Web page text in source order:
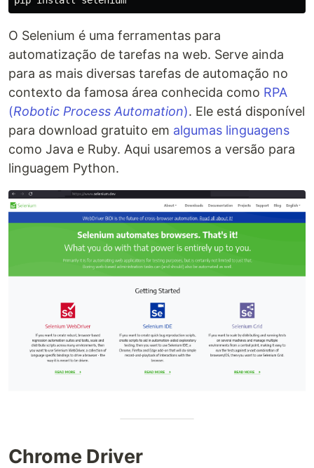
O Selenium é uma ferramentas para
automatização de tarefas na web. Serve ainda
para as mais diversas tarefas de automação no
contexto da famosa área conhecida como RPA
(Robotic Process Automation). Ele está disponível
para download gratuito em algumas linguagens
como Java e Ruby. Aqui usaremos a versão para
linguagem Python.
Chrome Driver